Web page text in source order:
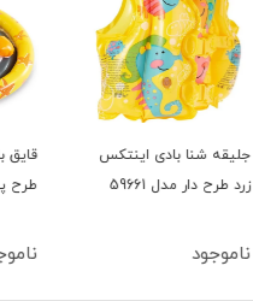
جلیقه شنا بادی اینتکس
زرد طرح دار مدل 59661
ناموجود
قایق
طرح